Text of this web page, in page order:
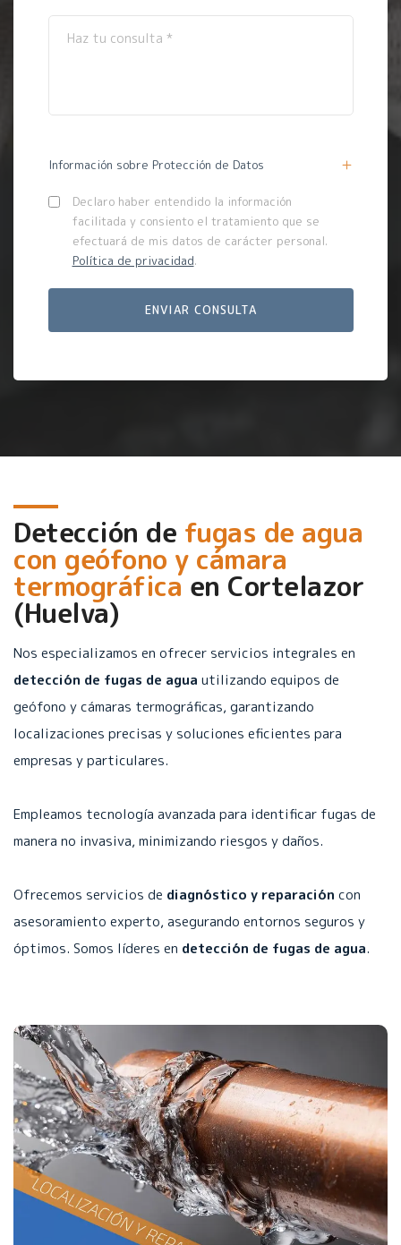
Información sobre Protección de Datos
Declaro haber entendido la información
facilitada y consiento el tratamiento que se
efectuará de mis datos de carácter personal.
Política de privacidad.
Detección de fugas de agua
con geófono y cámara
termográficaen Cortelazor
(Huelva)
Nos especializamos en ofrecer servicios integrales en
detección de fugas de agua utilizando equipos de
geófono y cámaras termográficas, garantizando
localizaciones precisas y soluciones eficientes para
empresas y particulares.
Empleamos tecnología avanzada para identificar fugas de
manera no invasiva, minimizando riesgos y daños.
Ofrecemos servicios de diagnóstico y reparación con
asesoramiento experto, asegurando entornos seguros y
óptimos. Somos líderes en detección de fugas de agua.